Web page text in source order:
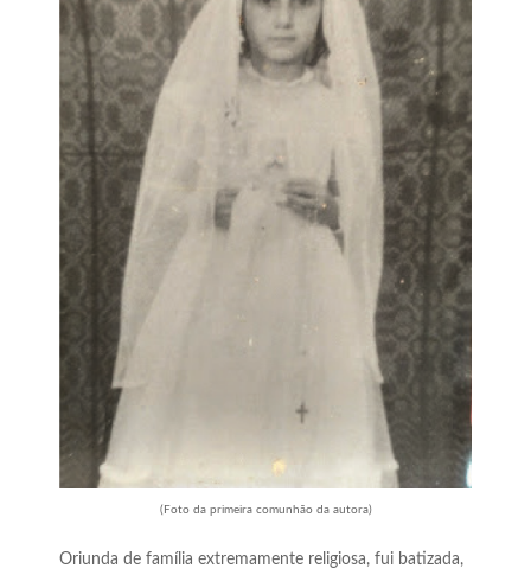
(Foto da primeira comunhão da autora)
Oriunda de família extremamente religiosa, fui batizada,